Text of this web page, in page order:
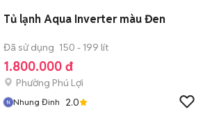
Tủ lạnh Aqua Inverter màu Đen
Đã sử dụng 150 - 199 lít
1.800.000 đ
Phường Phú Lợi
Nhung Đinh 2.0